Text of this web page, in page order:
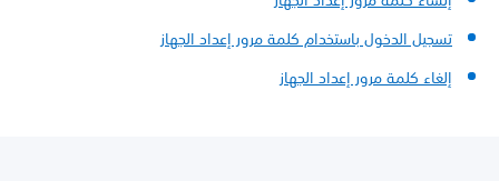
تسجيل الدخول باستخدام كلمة مرور إعداد الجهاز
إلغاء كلمة مرور إعداد الجهاز